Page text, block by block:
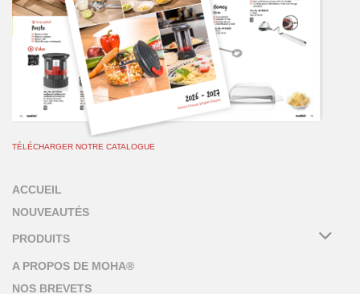
TÉLÉCHARGER NOTRE CATALOGUE
ACCUEIL
NOUVEAUTÉS
PRODUITS
A PROPOS DE MOHA®
NOS BREVETS